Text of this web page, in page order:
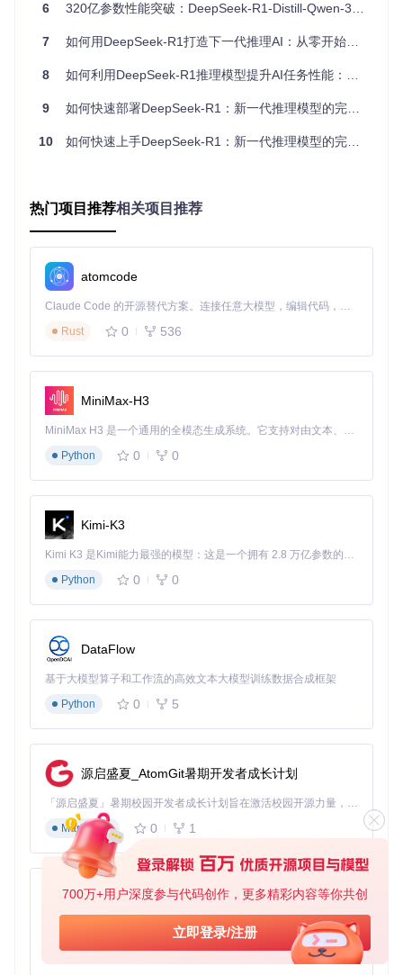
700万+用户深度参与代码创作，更多精彩内容等你共创
立即登录/注册
快速上手指南
环境准备与模型下载
首先克隆DeepSeek-R1仓库并准备运行环境：
cd
取更多本地运行信息。
对于大多数用户，我们建议使用蒸馏模型，它们更容易部署且
性能依然出色。以下是使用vLLM部署32B蒸馏模型的步骤：
# 安装vLLM
vllm serve deepseek-ai/DeepSeek-R1-Distill-Qwen-32B \
  --tensor-parallel-size 2 \
  --max-model-len 32768 \
或者使用SGLang进行部署：
python3 -m sglang.launch_server \
  --model deepseek-ai/DeepSeek-R1-Distill-Qwen-32B \
  --trust-remote-code \
温度设置
这可以避免模型产生无休止的重复或不连贯的输出。
提示工程
：避免添加系统提示，所有指令都应包含在用户
提示中。对于数学问题，建议在提示中加入："请逐步推
理，并将最终答案放在\boxed{}中。"
推理模式强制：为了确保模型进行充分的推理，建议强制
模型在每个输出的开头以"<think>\n"开始响应。这可以通
过在生成配置中添加相应约束来实现。
模型配置详解
DeepSeek-R1的配置文件config.json 包含了模型的关键参数：
: 7168 - 隐藏层维度
: 61 - Transformer解码器层数
num_experts_per_tok: 8 - 每个token选择的专家数量
6 320亿参数性能突破：DeepSeek-R1-Distill-Qwen-32B重新定义开源大模型技术边界
7 如何用DeepSeek-R1打造下一代推理AI：从零开始的完整指南
8 如何利用DeepSeek-R1推理模型提升AI任务性能：完整实践指南
9 如何快速部署DeepSeek-R1：新一代推理模型的完整实战指南
10 如何快速上手DeepSeek-R1：新一代推理模型的完整使用指南
热门项目推荐相关项目推荐
atomcode
Claude Code 的开源替代方案。连接任意大模型，编辑代码，运行命令，自动验证 — 全自动执行。用 Rust 构建，极致性能。 ｜ An open-source alternative to Claude Code. Connect any LLM, edit code, run commands, and verify changes — autonomously. Built in Rust for speed. Get Started
Rust
0 536
MiniMax-H3
MiniMax H3 是一个通用的全模态生成系统。它支持对由文本、图像、视频和音频组成的多模态上下文进行统一理解，并能生成分辨率高达 2K、时长可达 15 秒的带原生立体声音频的视频。得益于面向任务泛化的系统设计，H3 在预训练阶段就已具备广泛的多模态上下文理解与生成能力，能够出色地执行复杂的多模态指令。
Python
0 0
Kimi-K3
Kimi K3 是Kimi能力最强的模型：这是一个拥有 2.8 万亿参数的混合专家（MoE）模型，具备原生视觉理解能力，并支持 100 万 token 的上下文窗口。
Python
0 0
DataFlow
基于大模型算子和工作流的高效文本大模型训练数据合成框架
Python
0 5
源启盛夏_AtomGit暑期开发者成长计划
「源启盛夏」暑期校园开发者成长计划旨在激活校园开源力量，通过积分激励、认证扶持、资源倾斜等形式，引导高校组织和开发者完成「入驻 — 建项目 — 做贡献 — 获认证 — 得资源」的完整闭环。无论你是想带领社团入驻平台的组织者，还是希望用代码贡献证明自己的开发者，都能在这里找到属于你的成长路径。
Markdown
0 1
py-xiaozhi
基于Python的Xiaozhi AI，适用于想要完整Xiaozhi体验而无需拥有专用硬件的用户。
Python
0 1